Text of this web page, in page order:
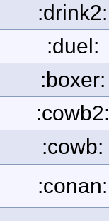
:drink2:
:duel:
:boxer:
:cowb2:
:cowb:
:conan: